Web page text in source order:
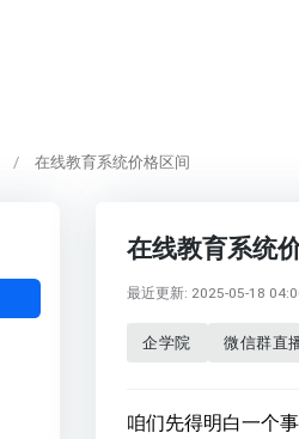
在线教育系统价格区间
在线教育系统
最近更新: 2025-05-18
企学院 微信群直
咱们先得明白一个